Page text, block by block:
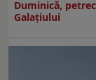
Duminică,
Galaţiului